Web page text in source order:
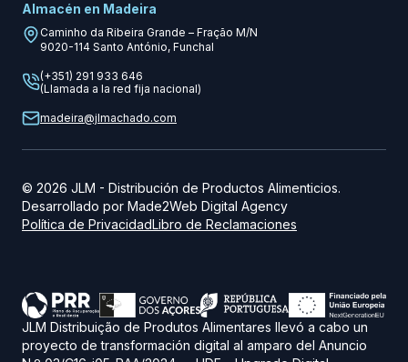
Almacén en Madeira
Caminho da Ribeira Grande – Fração M/N
9020-114 Santo António, Funchal
(+351) 291 933 646
(Llamada a la red fija nacional)
madeira@jlmachado.com
© 2026 JLM - Distribución de Productos Alimenticios.
Desarrollado por Made2Web Digital Agency
Política de PrivacidadLibro de Reclamaciones
JLM Distribuição de Produtos Alimentares llevó a cabo un
proyecto de transformación digital al amparo del Anuncio